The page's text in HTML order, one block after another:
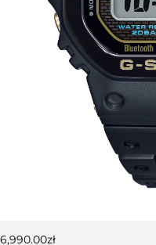
6,990.00zł